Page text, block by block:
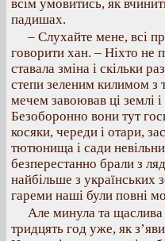
всім умовитись, як
падишах.
– Слухайте мене, всі
говорити хан. – Ніхто не
ставала зміна і скільки
степи зеленим килимом з
мечем завоював ці землі
Безоборонно вони тут
косяки, череди і отари,
тютюнища і сади
безперестанно брали з
найбільше з українських
гареми наші були повні
Але минула та
тридцять год уже, як